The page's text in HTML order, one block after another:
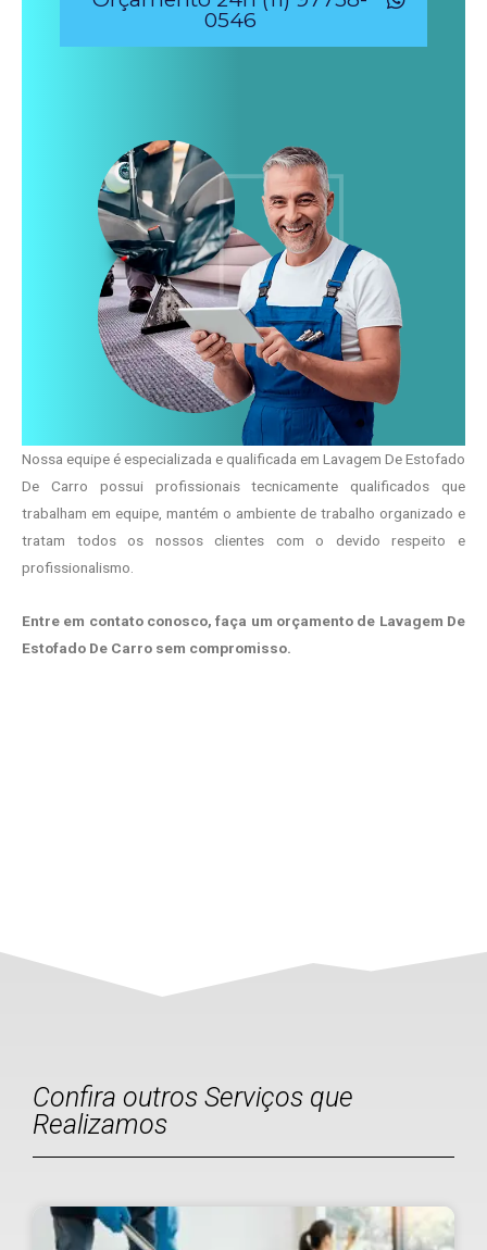
0546
Nossa equipe é especializada e qualificada em Lavagem De Estofado
De Carro possui profissionais tecnicamente qualificados que
trabalham em equipe, mantém o ambiente de trabalho organizado e
tratam todos os nossos clientes com o devido respeito e
profissionalismo.
Entre em contato conosco, faça um orçamento de Lavagem De
Estofado De Carro sem compromisso.
Confira outros Serviços que
Realizamos